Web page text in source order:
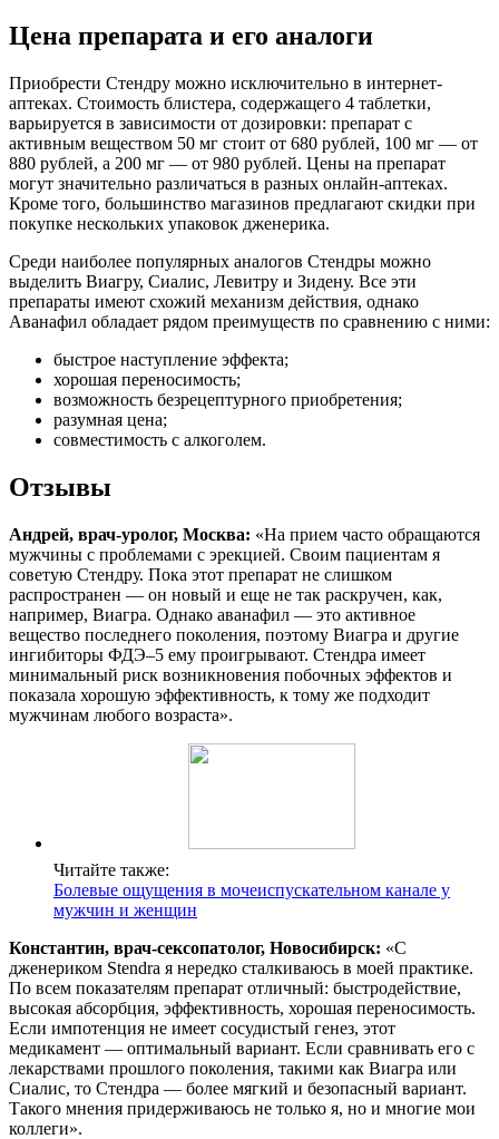
Цена препарата и его аналоги
Приобрести Стендру можно исключительно в интернет-
аптеках. Стоимость блистера, содержащего 4 таблетки,
варьируется в зависимости от дозировки: препарат с
активным веществом 50 мг стоит от 680 рублей, 100 мг — от
880 рублей, а 200 мг — от 980 рублей. Цены на препарат
могут значительно различаться в разных онлайн-аптеках.
Кроме того, большинство магазинов предлагают скидки при
покупке нескольких упаковок дженерика.
Среди наиболее популярных аналогов Стендры можно
выделить Виагру, Сиалис, Левитру и Зидену. Все эти
препараты имеют схожий механизм действия, однако
Аванафил обладает рядом преимуществ по сравнению с ними:
быстрое наступление эффекта;
хорошая переносимость;
возможность безрецептурного приобретения;
разумная цена;
совместимость с алкоголем.
Отзывы
Андрей, врач-уролог, Москва: «На прием часто обращаются
мужчины с проблемами с эрекцией. Своим пациентам я
советую Стендру. Пока этот препарат не слишком
распространен — он новый и еще не так раскручен, как,
например, Виагра. Однако аванафил — это активное
вещество последнего поколения, поэтому Виагра и другие
ингибиторы ФДЭ–5 ему проигрывают. Стендра имеет
минимальный риск возникновения побочных эффектов и
показала хорошую эффективность, к тому же подходит
мужчинам любого возраста».
Читайте также:
Болевые ощущения в мочеиспускательном канале у
мужчин и женщин
Константин, врач-сексопатолог, Новосибирск: «С
дженериком Stendra я нередко сталкиваюсь в моей практике.
По всем показателям препарат отличный: быстродействие,
высокая абсорбция, эффективность, хорошая переносимость.
Если импотенция не имеет сосудистый генез, этот
медикамент — оптимальный вариант. Если сравнивать его с
лекарствами прошлого поколения, такими как Виагра или
Сиалис, то Стендра — более мягкий и безопасный вариант.
Такого мнения придерживаюсь не только я, но и многие мои
коллеги».